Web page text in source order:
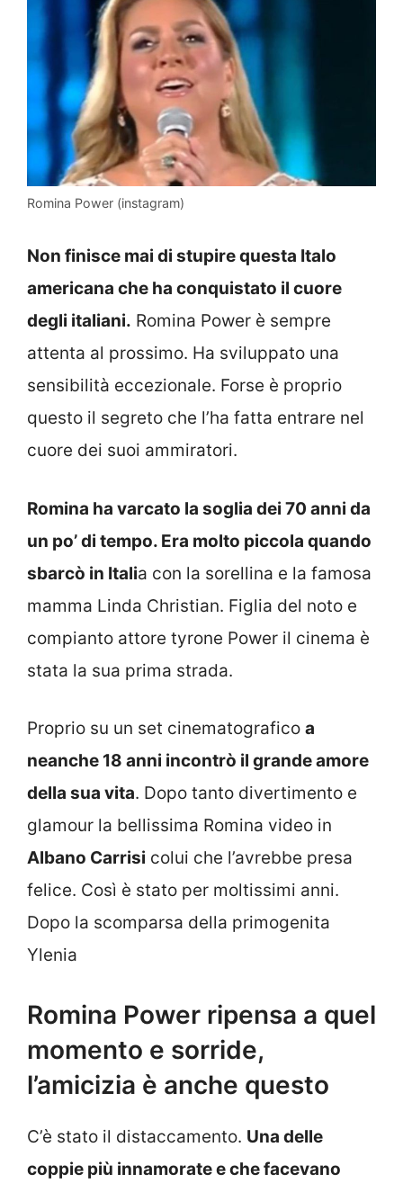
Romina Power (instagram)
Non finisce mai di stupire questa Italo
americana che ha conquistato il cuore
degli italiani. Romina Power è sempre
attenta al prossimo. Ha sviluppato una
sensibilità eccezionale. Forse è proprio
questo il segreto che l’ha fatta entrare nel
cuore dei suoi ammiratori.
Romina ha varcato la soglia dei 70 anni da
un po’ di tempo. Era molto piccola quando
sbarcò in Italia con la sorellina e la famosa
mamma Linda Christian. Figlia del noto e
compianto attore tyrone Power il cinema è
stata la sua prima strada.
Proprio su un set cinematografico a
neanche 18 anni incontrò il grande amore
della sua vita. Dopo tanto divertimento e
glamour la bellissima Romina video in
Albano Carrisi colui che l’avrebbe presa
felice. Così è stato per moltissimi anni.
Dopo la scomparsa della primogenita
Ylenia
Romina Power ripensa a quel
momento e sorride,
l’amicizia è anche questo
C’è stato il distaccamento. Una delle
coppie più innamorate e che facevano